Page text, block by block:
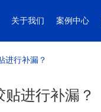
关于我们 案例中心
进行补漏？
进行补漏？